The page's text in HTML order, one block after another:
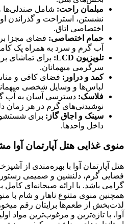
مبلمان راحت: شامل صندلی‌ها و
نشستن، استراحت و گذراندن
اختصاصی اتاق.
حمام اختصاصی: فضای مجزا
آب گرم و سرد به همراه پک
تلویزیون LCD:
برای تماشای
سرگرمی میهمانان.
کمد و دراور: فضای کافی و
لباس‌ها و وسایل شخصی
فلاسک: دسترسی آسان به آب
نوشیدنی‌های گرم در هر زمان
سینک و اجاق گاز: برای
داخل واحدها.
منوی غذایی هتل آپارتمان آوا
هتل آپارتمان آوا با بهره‌مندی از
فضایی گرم، دلنشین و صمیمی
گرامی باشد. با ارائه صبحانه‌ای
همچنین منوی متنوع ناهار و شام با
لذت‌بخش از طعم‌ها برایتان رقم
آوا، با تازه‌ترین و مرغوب‌ترین مواد